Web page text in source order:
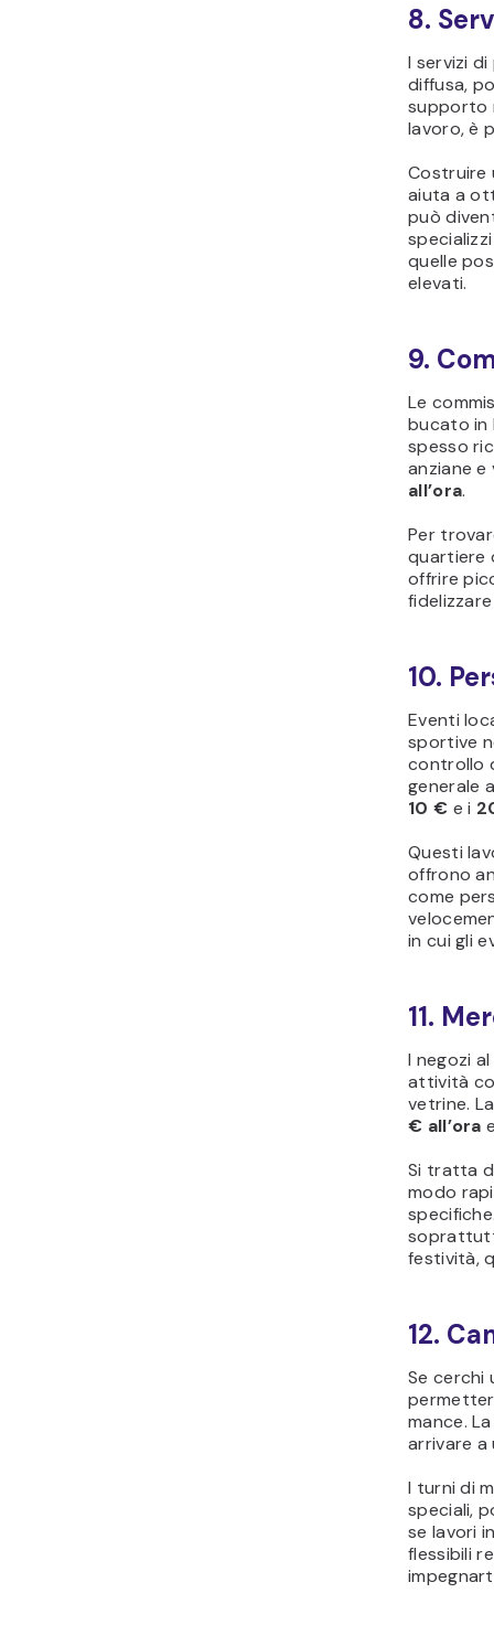
8.
I servizi
diffusa,
supporto
lavoro, è
Costruire
aiuta a
può
quelle
elevati.
9.
Le
bucato in
spesso
anziane
all’ora.
Per
quartiere
offrire
10.
Eventi
sportive
controllo
generale
10 € e i
Questi
offrono
come
in cui gli
11.
I negozi
attività
vetrine.
€ all’ora
Si tratta
modo
festività,
12.
Se cerchi
mance.
arrivare
I turni di
speciali,
se lavori
flessibili